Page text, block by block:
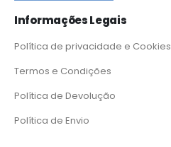
Informações Legais
Política de privacidade e Cookies
Termos e Condições
Política de Devolução
Política de Envio